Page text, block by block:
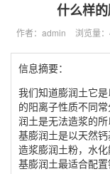
什么样
作者：admin 浏览量
信息摘要：
我们知道膨润土它
的阳离子性质不同
润土是无法造浆的
基膨润土是以天然
造浆膨润土粉，水
基膨润土最适合配